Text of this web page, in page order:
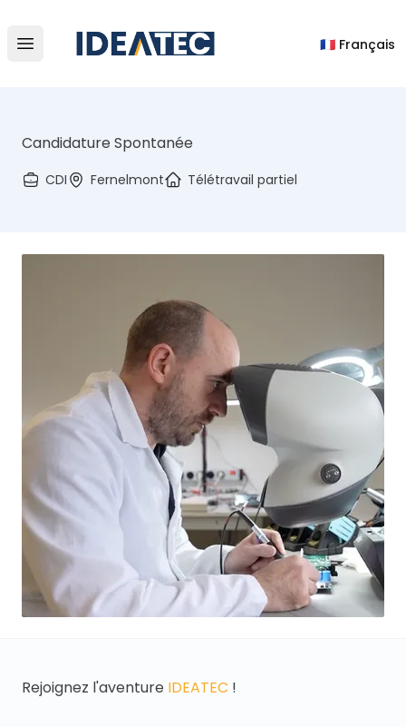
Open main menu 🇫🇷 Français
Candidature Spontanée
CDI Fernelmont Télétravail partiel
Rejoignez l'aventure IDEATEC !